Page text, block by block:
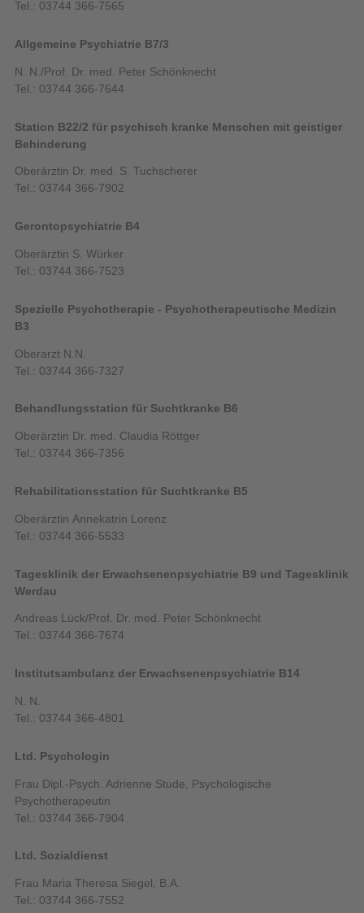
Tel.: 03744 366-7565
Allgemeine Psychiatrie B7/3
N. N./Prof. Dr. med. Peter Schönknecht
Tel.: 03744 366-7644
Station B22/2 für psychisch kranke Menschen mit geistiger
Behinderung
Oberärztin Dr. med. S. Tuchscherer
Tel.: 03744 366-7902
Gerontopsychiatrie B4
Oberärztin S. Würker
Tel.: 03744 366-7523
Spezielle Psychotherapie - Psychotherapeutische Medizin
B3
Oberarzt N.N.
Tel.: 03744 366-7327
Behandlungsstation für Suchtkranke B6
Oberärztin Dr. med. Claudia Röttger
Tel.: 03744 366-7356
Rehabilitationsstation für Suchtkranke B5
Oberärztin Annekatrin Lorenz
Tel.: 03744 366-5533
Tagesklinik der Erwachsenenpsychiatrie B9 und Tagesklinik
Werdau
Andreas Lück/Prof. Dr. med. Peter Schönknecht
Tel.: 03744 366-7674
Institutsambulanz der Erwachsenenpsychiatrie B14
N. N.
Tel.: 03744 366-4801
Ltd. Psychologin
Frau Dipl.-Psych. Adrienne Stude, Psychologische
Psychotherapeutin
Tel.: 03744 366-7904
Ltd. Sozialdienst
Frau Maria Theresa Siegel, B.A.
Tel.: 03744 366-7552